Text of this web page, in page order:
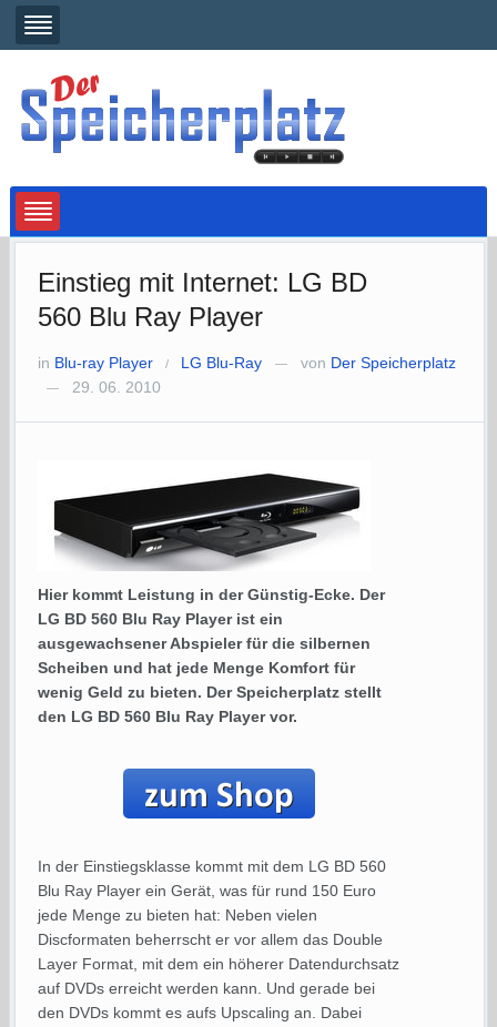
Einstieg mit Internet: LG BD
560 Blu Ray Player
in Blu-ray Player / LG Blu-Ray — von Der Speicherplatz
— 29. 06. 2010
Hier kommt Leistung in der Günstig-Ecke. Der
LG BD 560 Blu Ray Player ist ein
ausgewachsener Abspieler für die silbernen
Scheiben und hat jede Menge Komfort für
wenig Geld zu bieten. Der Speicherplatz stellt
den LG BD 560 Blu Ray Player vor.
In der Einstiegsklasse kommt mit dem LG BD 560
Blu Ray Player ein Gerät, was für rund 150 Euro
jede Menge zu bieten hat: Neben vielen
Discformaten beherrscht er vor allem das Double
Layer Format, mit dem ein höherer Datendurchsatz
auf DVDs erreicht werden kann. Und gerade bei
den DVDs kommt es aufs Upscaling an. Dabei